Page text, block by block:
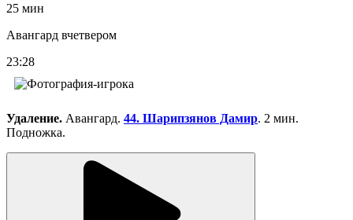
25 мин
Авангард вчетвером
23:28
Удаление. Авангард. 44. Шарипзянов Дамир. 2 мин.
Подножка.